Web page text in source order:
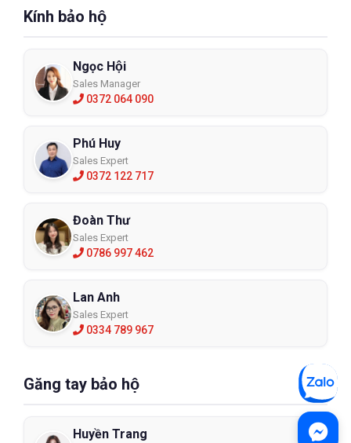
Kính bảo hộ
Ngọc Hội
Sales Manager
0372 064 090
Phú Huy
Sales Expert
0372 122 717
Đoàn Thư
Sales Expert
0786 997 462
Lan Anh
Sales Expert
0334 789 967
Găng tay bảo hộ
Huyền Trang